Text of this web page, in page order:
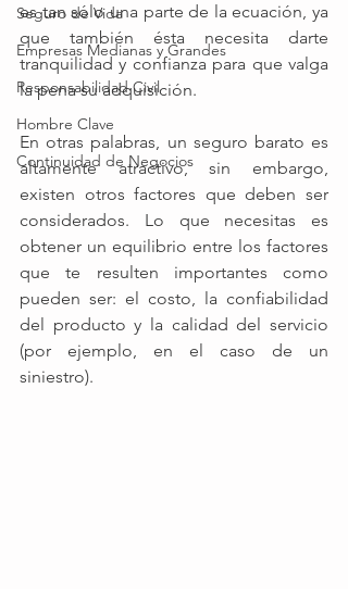
Seguro de Vida
Empresas Medianas y Grandes
Responsabilidad Civil
Hombre Clave
Continuidad de Negocios
es tan sólo una parte de la ecuación, ya
que también ésta necesita darte
tranquilidad y confianza para que valga
la pena su adquisición.
En otras palabras, un seguro barato es
altamente atractivo, sin embargo,
existen otros factores que deben ser
considerados. Lo que necesitas es
obtener un equilibrio entre los factores
que te resulten importantes como
pueden ser: el costo, la confiabilidad
del producto y la calidad del servicio
(por ejemplo, en el caso de un
siniestro).